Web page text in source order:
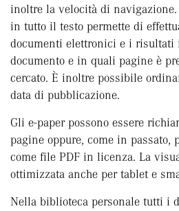
inoltre la velocità di
in tutto il testo permette di
documenti elettronici e i risultati
documento e in quali pagine è
cercato. È inoltre possibile
data di pubblicazione.
Gli e-paper possono essere
pagine oppure, come in passato,
come file PDF in licenza. La
ottimizzata anche per tablet e
Nella biblioteca personale tutti i